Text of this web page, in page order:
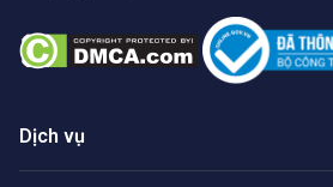
Dịch vụ